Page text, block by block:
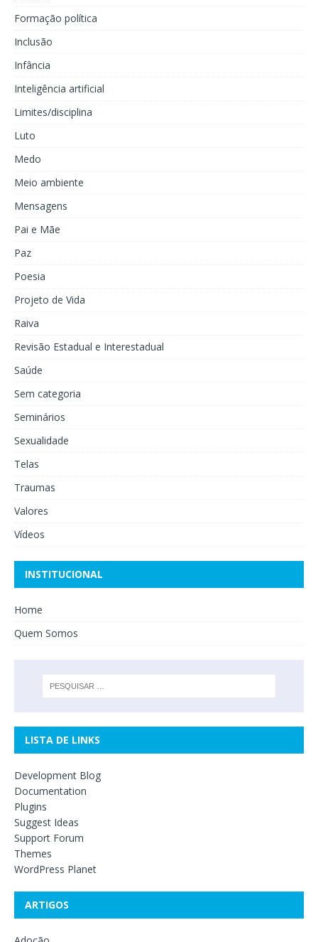
Formação política
Inclusão
Infância
Inteligência artificial
Limites/disciplina
Luto
Medo
Meio ambiente
Mensagens
Pai e Mãe
Paz
Poesia
Projeto de Vida
Raiva
Revisão Estadual e Interestadual
Saúde
Sem categoria
Seminários
Sexualidade
Telas
Traumas
Valores
Vídeos
INSTITUCIONAL
Home
Quem Somos
LISTA DE LINKS
Development Blog
Documentation
Plugins
Suggest Ideas
Support Forum
Themes
WordPress Planet
ARTIGOS